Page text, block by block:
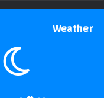
Weather